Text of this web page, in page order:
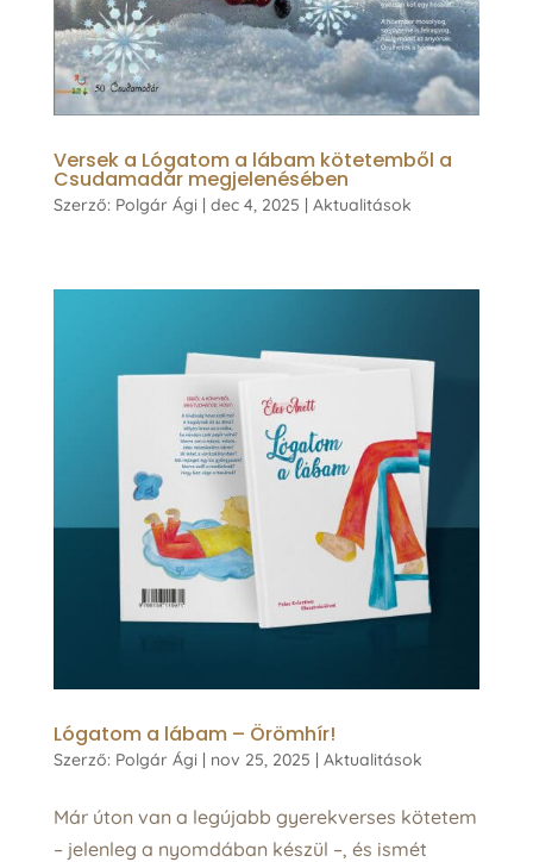
Versek a Lógatom a lábam kötetemből a
Csudamadár megjelenésében
Szerző: Polgár Ági | dec 4, 2025 | Aktualitások
Lógatom a lábam – Örömhír!
Szerző: Polgár Ági | nov 25, 2025 | Aktualitások
Már úton van a legújabb gyerekverses kötetem
– jelenleg a nyomdában készül –, és ismét